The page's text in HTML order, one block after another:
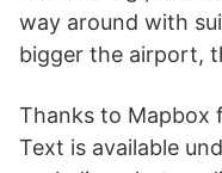
way around with
bigger the airport,
Thanks to Mapbox
Text is available